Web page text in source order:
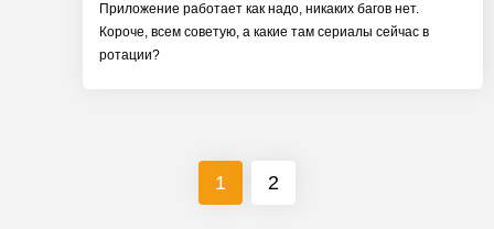
Приложение работает как надо, никаких багов нет.
Короче, всем советую, а какие там сериалы сейчас в
ротации?
1 2